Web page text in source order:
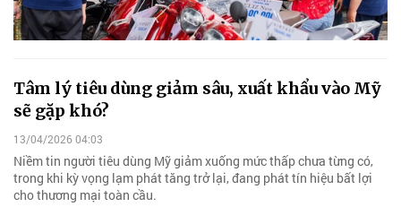
Tâm lý tiêu dùng giảm sâu, xuất khẩu vào Mỹ
sẽ gặp khó?
13/04/2026 04:03
Niềm tin người tiêu dùng Mỹ giảm xuống mức thấp chưa từng có,
trong khi kỳ vọng lạm phát tăng trở lại, đang phát tín hiệu bất lợi
cho thương mại toàn cầu.